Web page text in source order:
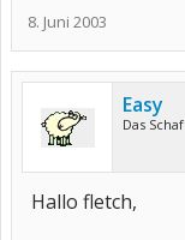
8. Juni 2003
Easy
Das Schaf
Hallo fletch,